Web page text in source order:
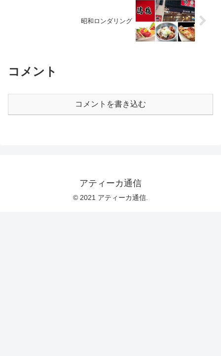
昭和ロンダリング
コメント
コメントを書き込む
アティーカ通信
© 2021 アティーカ通信.